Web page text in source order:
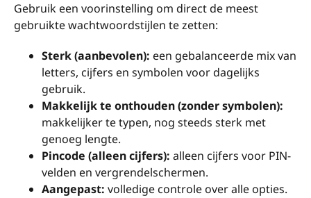
Gebruik een voorinstelling om direct de meest
gebruikte wachtwoordstijlen te zetten:
Sterk (aanbevolen): een gebalanceerde mix van
letters, cijfers en symbolen voor dagelijks
gebruik.
Makkelijk te onthouden (zonder symbolen):
makkelijker te typen, nog steeds sterk met
genoeg lengte.
Pincode (alleen cijfers): alleen cijfers voor PIN-
velden en vergrendelschermen.
Aangepast: volledige controle over alle opties.